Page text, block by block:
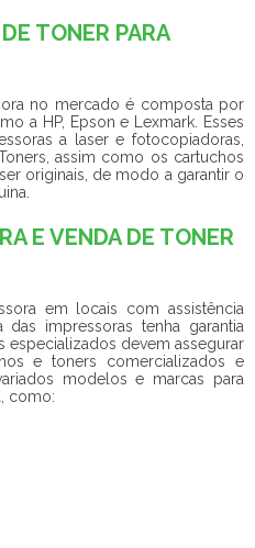
TONER PARA
no mercado é composta por
a HP, Epson e Lexmark. Esses
a laser e fotocopiadoras,
assim como os cartuchos
originais, de modo a garantir o
E VENDA DE TONER
em locais com assistência
impressoras tenha garantia
especializados devem assegurar
e toners comercializados e
modelos e marcas para
, como: